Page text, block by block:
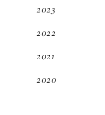
2023
2022
2021
2020